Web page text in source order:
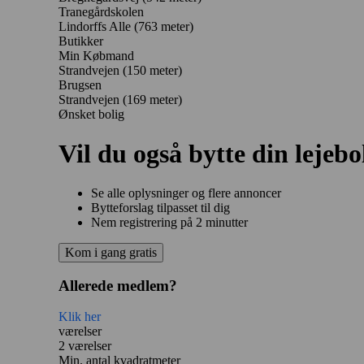
Tranegårdskolen
Lindorffs Alle (763 meter)
Butikker
Min Købmand
Strandvejen (150 meter)
Brugsen
Strandvejen (169 meter)
Ønsket bolig
Vil du også bytte din
Se alle oplysninger og flere annoncer
Bytteforslag tilpasset til dig
Nem registrering på 2 minutter
Kom i gang gratis
Allerede medlem?
Klik her
værelser
2 værelser
Min. antal kvadratmeter